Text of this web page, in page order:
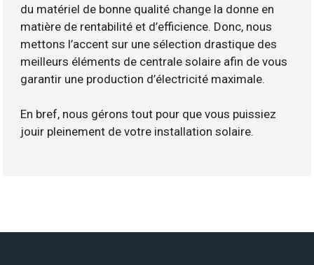
du matériel de bonne qualité change la donne en
matière de rentabilité et d’efficience. Donc, nous
mettons l’accent sur une sélection drastique des
meilleurs éléments de centrale solaire afin de vous
garantir une production d’électricité maximale.
En bref, nous gérons tout pour que vous puissiez
jouir pleinement de votre installation solaire.